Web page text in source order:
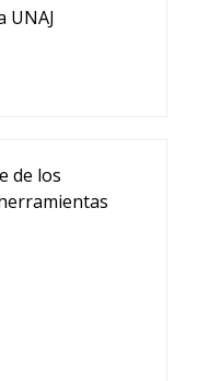
UNAJ
de los